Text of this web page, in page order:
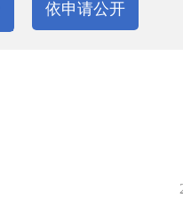
依申请公开